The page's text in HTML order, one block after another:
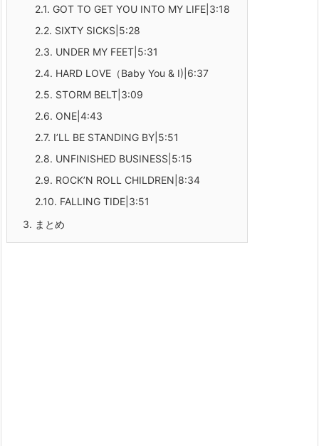
2.1. GOT TO GET YOU INTO MY LIFE|3:18
2.2. SIXTY SICKS|5:28
2.3. UNDER MY FEET|5:31
2.4. HARD LOVE（Baby You & I)|6:37
2.5. STORM BELT|3:09
2.6. ONE|4:43
2.7. I’LL BE STANDING BY|5:51
2.8. UNFINISHED BUSINESS|5:15
2.9. ROCK’N ROLL CHILDREN|8:34
2.10. FALLING TIDE|3:51
3. まとめ